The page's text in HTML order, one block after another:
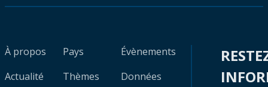
À propos
Actualité
Pays
Thèmes
Évènements
Données